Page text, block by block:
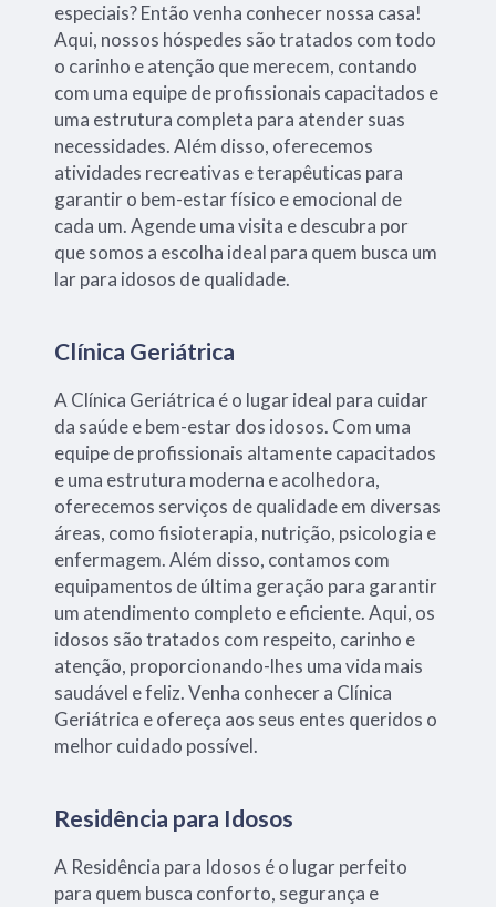
especiais? Então venha conhecer nossa casa!
Aqui, nossos hóspedes são tratados com todo
o carinho e atenção que merecem, contando
com uma equipe de profissionais capacitados e
uma estrutura completa para atender suas
necessidades. Além disso, oferecemos
atividades recreativas e terapêuticas para
garantir o bem-estar físico e emocional de
cada um. Agende uma visita e descubra por
que somos a escolha ideal para quem busca um
lar para idosos de qualidade.
Clínica Geriátrica
A Clínica Geriátrica é o lugar ideal para cuidar
da saúde e bem-estar dos idosos. Com uma
equipe de profissionais altamente capacitados
e uma estrutura moderna e acolhedora,
oferecemos serviços de qualidade em diversas
áreas, como fisioterapia, nutrição, psicologia e
enfermagem. Além disso, contamos com
equipamentos de última geração para garantir
um atendimento completo e eficiente. Aqui, os
idosos são tratados com respeito, carinho e
atenção, proporcionando-lhes uma vida mais
saudável e feliz. Venha conhecer a Clínica
Geriátrica e ofereça aos seus entes queridos o
melhor cuidado possível.
Residência para Idosos
A Residência para Idosos é o lugar perfeito
para quem busca conforto, segurança e